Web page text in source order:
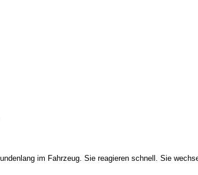
im Fahrzeug. Sie reagieren schnell. Sie